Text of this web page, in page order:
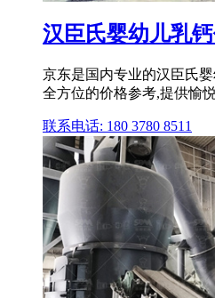
汉臣氏婴幼儿乳
京东是国内专业的汉臣氏
全方位的价格参考,提供愉
联系电话: 180 3780 8511